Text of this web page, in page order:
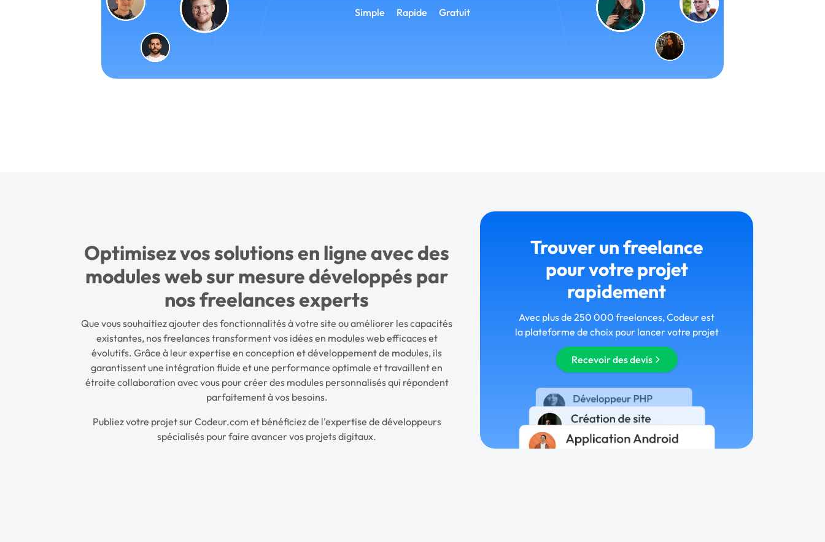
Simple Rapide Gratuit
Optimisez vos solutions en ligne avec des
modules web sur mesure développés par
nos freelances experts
Que vous souhaitiez ajouter des fonctionnalités à votre site ou améliorer les capacités
existantes, nos freelances transforment vos idées en modules web efficaces et
évolutifs. Grâce à leur expertise en conception et développement de modules, ils
garantissent une intégration fluide et une performance optimale et travaillent en
étroite collaboration avec vous pour créer des modules personnalisés qui répondent
parfaitement à vos besoins.
Publiez votre projet sur Codeur.com et bénéficiez de l'expertise de développeurs
spécialisés pour faire avancer vos projets digitaux.
Trouver un freelance
pour votre projet
rapidement
Avec plus de 250 000 freelances, Codeur est
la plateforme de choix pour lancer votre projet
Recevoir des devis